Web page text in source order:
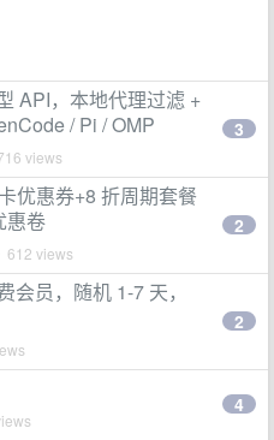
API，本地代理过滤 +
/ Pi / OMP
views
3
优惠券+8 折周期套餐
惠卷
612 views
2
会员，随机 1-7 天，
2
4